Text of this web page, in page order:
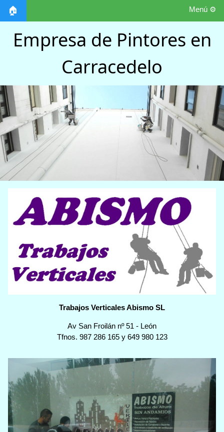
🏠 Menú ⚙️
Empresa de Pintores en
Carracedelo
Trabajos Verticales Abismo SL
Av San Froilán nº 51 - León
Tfnos. 987 286 165y 649 980 123